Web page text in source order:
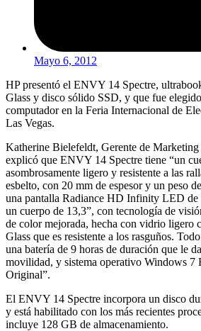
Mayo 6, 2012
HP presentó el ENVY 14 Spectre,
Glass y disco sólido SSD, y que fue
computador en la Feria Internacional de
Las Vegas.
Katherine Bielefeldt, Gerente de
explicó que ENVY 14 Spectre tiene “un
asombrosamente ligero y resistente a las
esbelto, con 20 mm de espesor y un peso
una pantalla Radiance HD Infinity LED de
un cuerpo de 13,3”, con tecnología de
de color mejorada, hecha con vidrio ligero
Glass que es resistente a los rasguños.
una batería de 9 horas de duración que le
movilidad, y sistema operativo Windows 7
Original”.
El ENVY 14 Spectre incorpora un disco
y está habilitado con los más recientes
incluye 128 GB de almacenamiento.